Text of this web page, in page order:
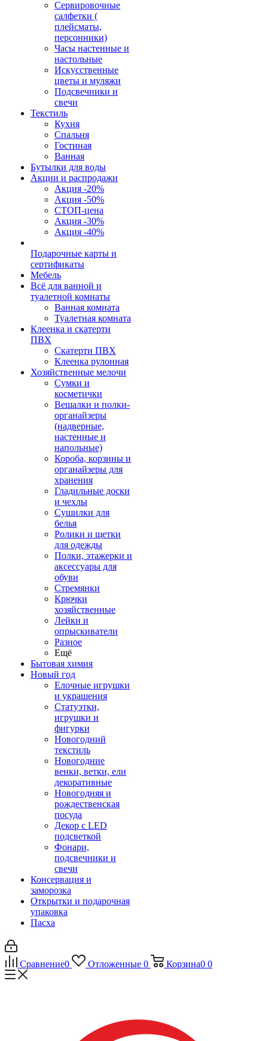
Сервировочные
салфетки (
плейсматы,
персонники)
Часы настенные и
настольные
Искусственные
цветы и муляжи
Подсвечники и
свечи
Текстиль
Кухня
Спальня
Гостиная
Ванная
Бутылки для воды
Акции и распродажи
Акция -20%
Акция -50%
СТОП-цена
Акция -30%
Акция -40%
Подарочные карты и
сертификаты
Мебель
Всё для ванной и
туалетной комнаты
Ванная комната
Туалетная комната
Клеенка и скатерти
ПВХ
Скатерти ПВХ
Клеенка рулонная
Хозяйственные мелочи
Сумки и
косметички
Вешалки и полки-
органайзеры
(надверные,
настенные и
напольные)
Короба, корзины и
органайзеры для
хранения
Гладильные доски
и чехлы
Сушилки для
белья
Ролики и щетки
для одежды
Полки, этажерки и
аксессуары для
обуви
Стремянки
Крючки
хозяйственные
Лейки и
опрыскиватели
Разное
Ещё
Бытовая химия
Новый год
Елочные игрушки
и украшения
Статуэтки,
игрушки и
фигурки
Новогодний
текстиль
Новогодние
венки, ветки, ели
декоративные
Новогодняя и
рождественская
посуда
Декор с LED
подсветкой
Фонари,
подсвечники и
свечи
Консервация и
заморозка
Открытки и подарочная
упаковка
Пасха
Сравнение0 Отложенные 0 Корзина0 0